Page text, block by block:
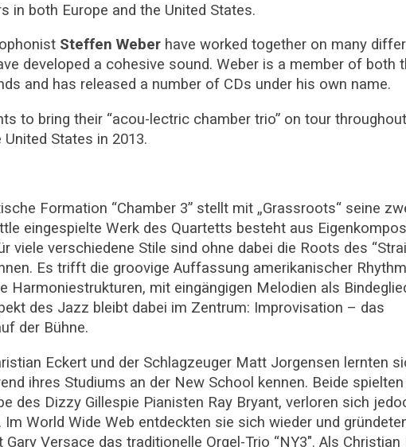
in both Europe and the United States.
Steffen Weberhave worked together on many
developed a cohesive sound. Weber is a member of both
and has released a number of CDs under his own name.
to bring their “acou-lectric chamber trio” on tour
United States in 2013.
Formation “Chamber 3” stellt mit „Grassroots“ seine
eingespielte Werk des Quartetts besteht aus
viele verschiedene Stile sind ohne dabei die Roots des
Es trifft die groovige Auffassung amerikanischer
Harmoniestrukturen, mit eingängigen Melodien als
des Jazz bleibt dabei im Zentrum: Improvisation – das
der Bühne.
Eckert und der Schlagzeuger Matt Jorgensen lernten
ihres Studiums an der New School kennen. Beide
des Dizzy Gillespie Pianisten Ray Bryant, verloren sich
Im World Wide Web entdeckten sie sich wieder und
Versace das traditionelle Orgel-Trio “NY3″. Als Christian